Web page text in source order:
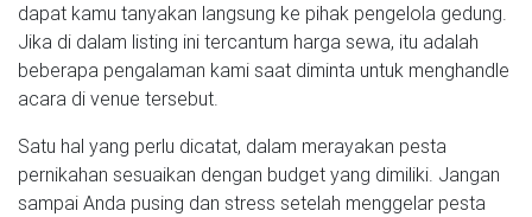
dapat kamu tanyakan langsung ke pihak pengelola gedung.
Jika di dalam listing ini tercantum harga sewa, itu adalah
beberapa pengalaman kami saat diminta untuk menghandle
acara di venue tersebut.
Satu hal yang perlu dicatat, dalam merayakan pesta
pernikahan sesuaikan dengan budget yang dimiliki. Jangan
sampai Anda pusing dan stress setelah menggelar pesta